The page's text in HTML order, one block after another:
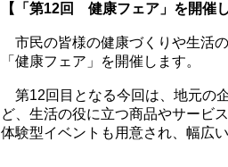
【「第12回 健康フェア」を開催し
市民の皆様の健康づくりや生活
「健康フェア」を開催します。
第12回目となる今回は、地元の
ど、生活の役に立つ商品やサービ
体験型イベントも用意され、幅広